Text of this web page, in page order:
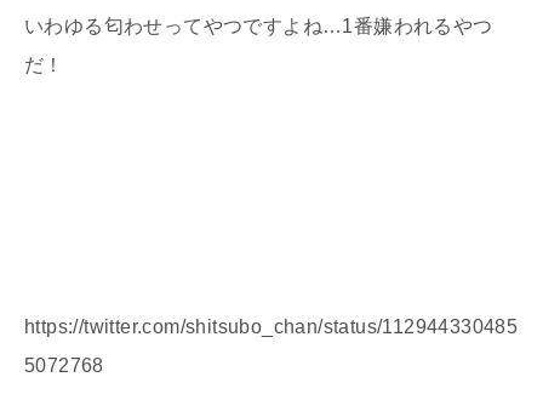
いわゆる匂わせってやつですよね…1番嫌われるやつ
だ！
https://twitter.com/shitsubo_chan/status/112944330485
5072768